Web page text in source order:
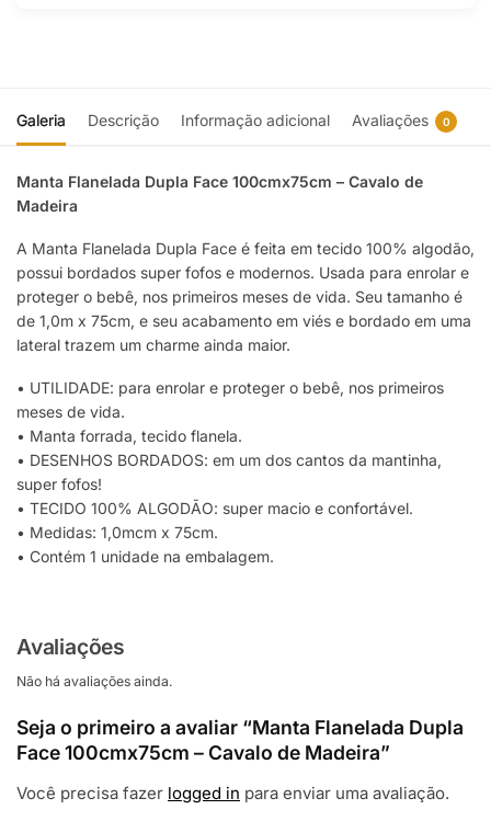
Galeria Descrição Informação adicional Avaliações 0
Manta Flanelada Dupla Face 100cmx75cm – Cavalo de
Madeira
A Manta Flanelada Dupla Face é feita em tecido 100% algodão,
possui bordados super fofos e modernos. Usada para enrolar e
proteger o bebê, nos primeiros meses de vida. Seu tamanho é
de 1,0m x 75cm, e seu acabamento em viés e bordado em uma
lateral trazem um charme ainda maior.
• UTILIDADE: para enrolar e proteger o bebê, nos primeiros
meses de vida.
• Manta forrada, tecido flanela.
• DESENHOS BORDADOS: em um dos cantos da mantinha,
super fofos!
• TECIDO 100% ALGODÃO: super macio e confortável.
• Medidas: 1,0mcm x 75cm.
• Contém 1 unidade na embalagem.
Avaliações
Não há avaliações ainda.
Seja o primeiro a avaliar “Manta Flanelada Dupla
Face 100cmx75cm – Cavalo de Madeira”
Você precisa fazer logged in para enviar uma avaliação.